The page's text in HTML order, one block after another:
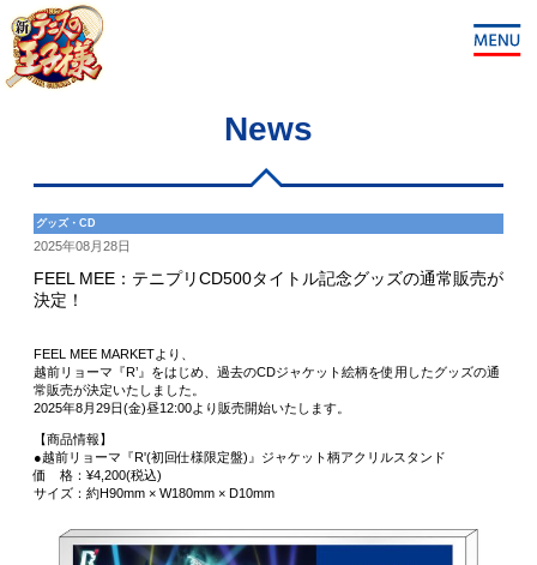
News
グッズ・CD
2025年08月28日
FEEL MEE：テニプリCD500タイトル記念グッズの通常販売が
決定！
FEEL MEE MARKETより、
越前リョーマ『R’』をはじめ、過去のCDジャケット絵柄を使用したグッズの通
常販売が決定いたしました。
2025年8月29日(金)昼12:00より販売開始いたします。
【商品情報】
●越前リョーマ『R'(初回仕様限定盤)』ジャケット柄アクリルスタンド
価 格：¥4,200(税込)
サイズ：約H90mm × W180mm × D10mm